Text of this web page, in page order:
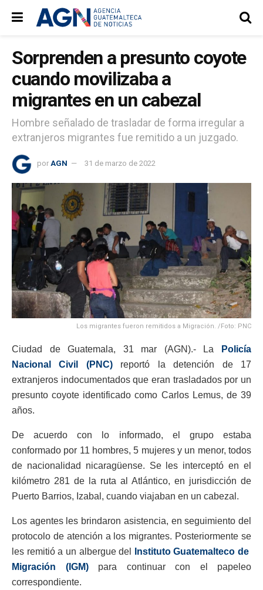
Sorprenden a presunto coyote
cuando movilizaba a
migrantes en un cabezal
Hombre señalado de trasladar de forma irregular a
extranjeros migrantes fue remitido a un juzgado.
por AGN 31 de marzo de 2022
Los migrantes fueron remitidos a Migración. /Foto: PNC
Ciudad de Guatemala, 31 mar (AGN).- La
Policía
Nacional Civil (PNC)reportó la detención de 17
extranjeros indocumentados que eran trasladados por un
presunto coyote identificado como Carlos Lemus, de 39
años.
De acuerdo con lo informado, el grupo estaba
conformado por 11 hombres, 5 mujeres y un menor, todos
de nacionalidad nicaragüense. Se les interceptó en el
kilómetro 281 de la ruta al Atlántico, en jurisdicción de
Puerto Barrios, Izabal, cuando viajaban en un cabezal.
Los agentes les brindaron asistencia, en seguimiento del
protocolo de atención a los migrantes. Posteriormente se
les remitió a un albergue del
Instituto Guatemalteco de
Migración (IGM)
para continuar con el papeleo
correspondiente.